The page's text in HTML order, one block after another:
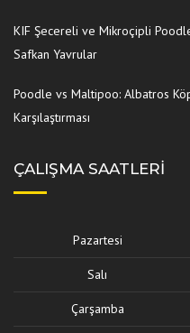
KIF Şecereli ve Mikroçipli
Safkan Yavrular
Poodle vs Maltipoo: Albatros
Karşılaştırması
ÇALIŞMA SAATLERI
Pazartesi
Salı
Çarşamba